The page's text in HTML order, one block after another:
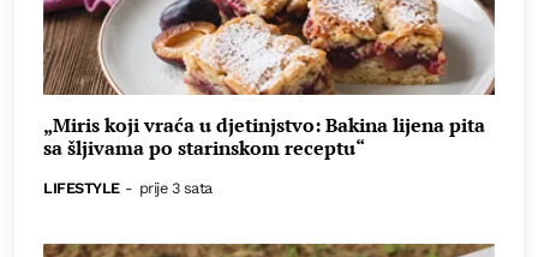
„Miris koji vraća u djetinjstvo: Bakina lijena pita
sa šljivama po starinskom receptu“
LIFESTYLE - prije 3 sata